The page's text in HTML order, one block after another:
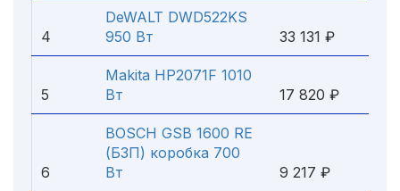
4
DeWALT DWD522KS
950 Вт
33 131 ₽
5
Makita HP2071F 1010
Вт
17 820 ₽
6
BOSCH GSB 1600 RE
(БЗП) коробка 700
Вт
9 217 ₽